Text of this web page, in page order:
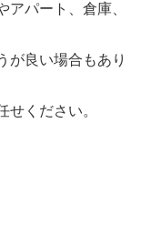
パート、倉庫、
が良い場合もあり
せください。